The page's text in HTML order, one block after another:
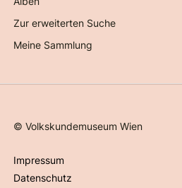
Zur erweiterten Suche
Meine Sammlung
©Volkskundemuseum Wien
Impressum
Datenschutz